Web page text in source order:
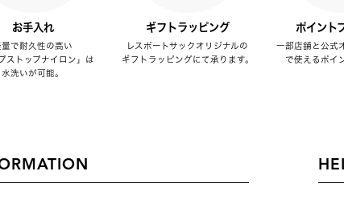
お手入れ
量で耐久性の高い
ストップナイロン」は
水洗いが可能。
ギフトラッピング
レスポートサックオリジナルの
ギフトラッピングにて承ります。
ポイント
一部店舗と公式
で使えるポイ